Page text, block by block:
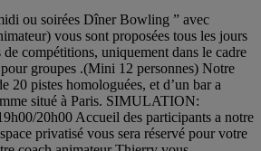
ou soirées Dîner Bowling ” avec
vous sont proposées tous les jours
de compétitions, uniquement dans le cadre
groupes .(Mini 12 personnes) Notre
20 pistes homologuées, et d’un bar a
situé à Paris. SIMULATION:
20h00 Accueil des participants a notre
privatisé vous sera réservé pour votre